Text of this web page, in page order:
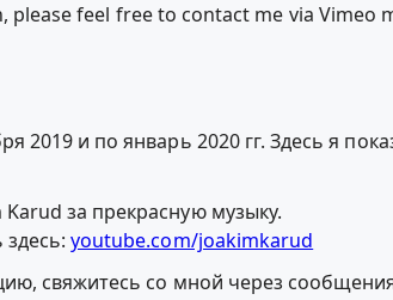
feel free to contact me via Vimeo
2019 и по январь 2020 гг. Здесь я
за прекрасную музыку.
здесь:youtube.com/joakimkarud
свяжитесь со мной через